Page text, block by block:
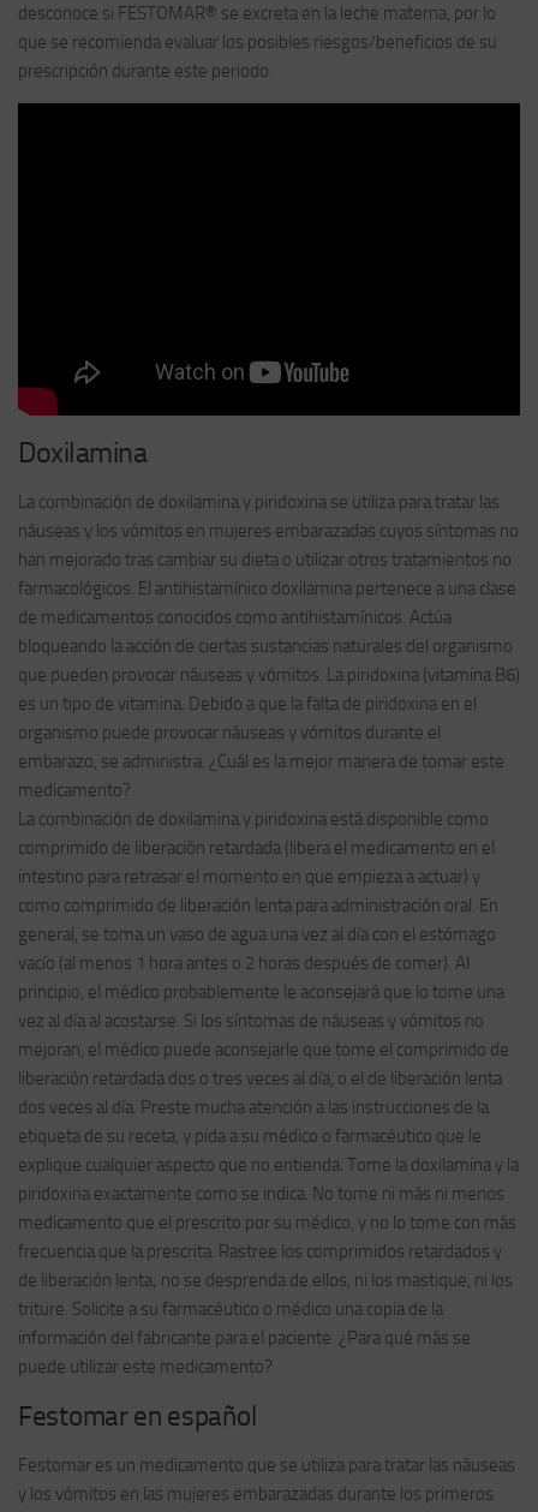
desconoce si FESTOMAR® se excreta en la leche materna, por lo
que se recomienda evaluar los posibles riesgos/beneficios de su
prescripción durante este periodo.
Doxilamina
La combinación de doxilamina y piridoxina se utiliza para tratar las
náuseas y los vómitos en mujeres embarazadas cuyos síntomas no
han mejorado tras cambiar su dieta o utilizar otros tratamientos no
farmacológicos. El antihistamínico doxilamina pertenece a una clase
de medicamentos conocidos como antihistamínicos. Actúa
bloqueando la acción de ciertas sustancias naturales del organismo
que pueden provocar náuseas y vómitos. La piridoxina (vitamina B6)
es un tipo de vitamina. Debido a que la falta de piridoxina en el
organismo puede provocar náuseas y vómitos durante el
embarazo, se administra. ¿Cuál es la mejor manera de tomar este
medicamento?
La combinación de doxilamina y piridoxina está disponible como
comprimido de liberación retardada (libera el medicamento en el
intestino para retrasar el momento en que empieza a actuar) y
como comprimido de liberación lenta para administración oral. En
general, se toma un vaso de agua una vez al día con el estómago
vacío (al menos 1 hora antes o 2 horas después de comer). Al
principio, el médico probablemente le aconsejará que lo tome una
vez al día al acostarse. Si los síntomas de náuseas y vómitos no
mejoran, el médico puede aconsejarle que tome el comprimido de
liberación retardada dos o tres veces al día, o el de liberación lenta
dos veces al día. Preste mucha atención a las instrucciones de la
etiqueta de su receta, y pida a su médico o farmacéutico que le
explique cualquier aspecto que no entienda. Tome la doxilamina y la
piridoxina exactamente como se indica. No tome ni más ni menos
medicamento que el prescrito por su médico, y no lo tome con más
frecuencia que la prescrita. Rastree los comprimidos retardados y
de liberación lenta; no se desprenda de ellos, ni los mastique, ni los
triture. Solicite a su farmacéutico o médico una copia de la
información del fabricante para el paciente. ¿Para qué más se
puede utilizar este medicamento?
Festomar en español
Festomar es un medicamento que se utiliza para tratar las náuseas
y los vómitos en las mujeres embarazadas durante los primeros